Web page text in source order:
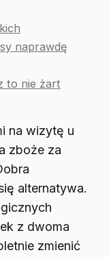
naprawdę
to nie żart
na wizytę u
zboże za
alternatywa.
z dwoma
zmienić